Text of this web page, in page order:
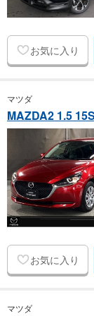
お気に入り
マツダ
MAZDA2 1.5
お気に入り
マツダ